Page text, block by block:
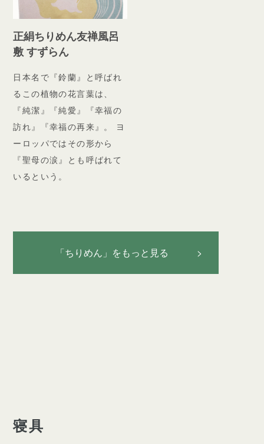
正絹ちりめん友禅風呂
敷 すずらん
日本名で『鈴蘭』と呼ばれ
るこの植物の花言葉は、
『純潔』『純愛』『幸福の
訪れ』『幸福の再来』。 ヨ
ーロッパではその形から
『聖母の涙』とも呼ばれて
いるという。
「ちりめん」をもっと見る >
寝具